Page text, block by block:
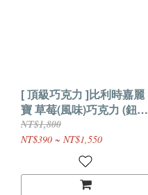
[ 頂級巧克力 ]比利時嘉麗
寶 草莓(風味)巧克力 (鈕扣
型 )分裝
NT$1,800
NT$390 ~ NT$1,550